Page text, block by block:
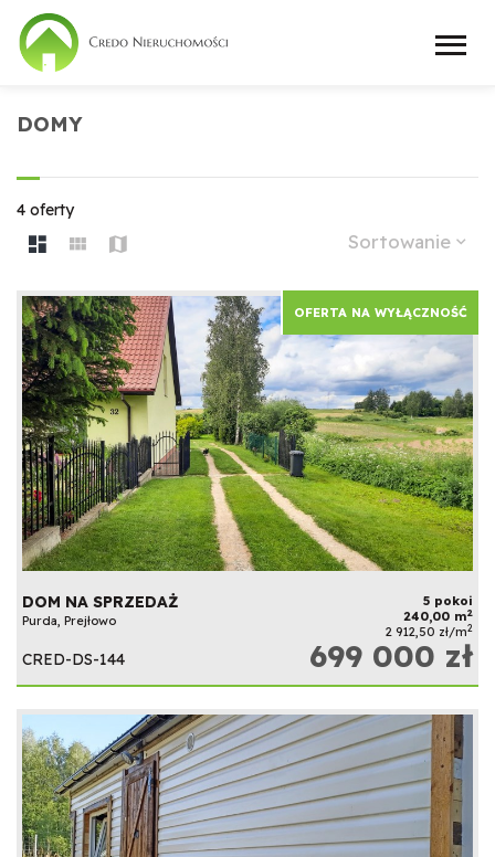
DOMY
4 oferty
Sortowanie
OFERTA NA WYŁĄCZNOŚĆ
DOM NA SPRZEDAŻ
Purda, Prejłowo
5 pokoi
240,00 m2
2 912,50 zł/m2
CRED-DS-144 699 000 zł